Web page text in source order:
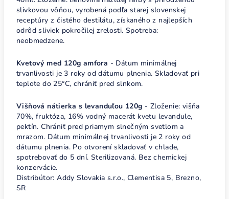
slivkovou vôňou, vyrobená podľa starej slovenskej
receptúry z čistého destilátu, získaného z najlepších
odrôd sliviek pokročilej zrelosti. Spotreba:
neobmedzene.
Kvetový med 120g amfora - Dátum minimálnej
trvanlivosti je 3 roky od dátumu plnenia. Skladovať pri
teplote do 25°C, chrániť pred slnkom.
Višňová nátierka s levanduľou 120g - Zloženie: višňa
70%, fruktóza, 16% vodný macerát kvetu levandule,
pektín. Chrániť pred priamym slnečným svetlom a
mrazom. Dátum minimálnej trvanlivosti je 2 roky od
dátumu plnenia. Po otvorení skladovať v chlade,
spotrebovať do 5 dní. Sterilizovaná. Bez chemickej
konzervácie.
Distribútor: Addy Slovakia s.r.o., Clementisa 5, Brezno,
SR